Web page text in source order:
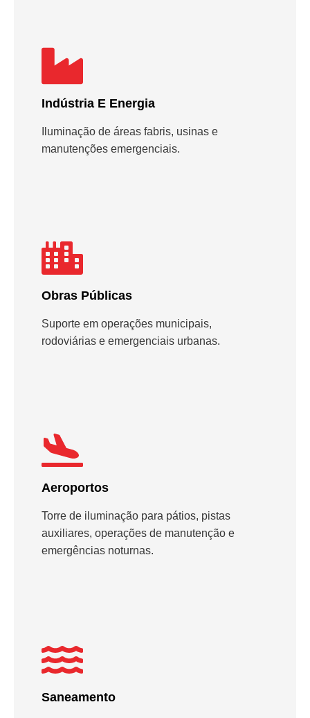
Indústria E Energia
Iluminação de áreas fabris, usinas e
manutenções emergenciais.
Obras Públicas
Suporte em operações municipais,
rodoviárias e emergenciais urbanas.
Aeroportos
Torre de iluminação para pátios, pistas
auxiliares, operações de manutenção e
emergências noturnas.
Saneamento